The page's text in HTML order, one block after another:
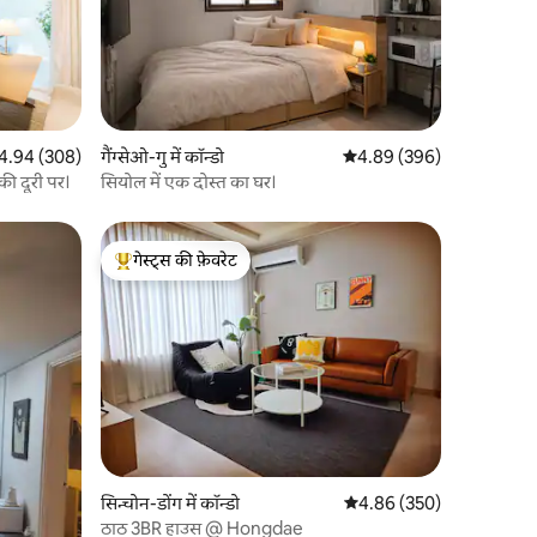
रेटिंग 5 में से 4.94, 308 समीक्षाएँ
(308)
दूरी पर।
गैंग्सेओ-गु में कॉन्डो औसत रेटिंग 5 में से 4.89,
4.89 (396)
सियोल में एक दोस्त का घर।
गेस्ट्स का टॉप फ़ेवरेट
गेस्ट्स की फ़ेवरेट
सिन्चोन-डोंग में कॉन्डो औसत रेटिंग 5 में से 4.86,
4.86 (350)
ठाठ 3BR हाउस @ Hongdae